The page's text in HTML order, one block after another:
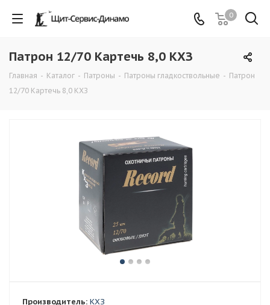
0
Патрон 12/70 Картечь 8,0 КХЗ
Главная - Каталог - Патроны - Патроны гладкоствольные - Патрон
12/70 Картечь 8,0 КХЗ
Производитель: КХЗ